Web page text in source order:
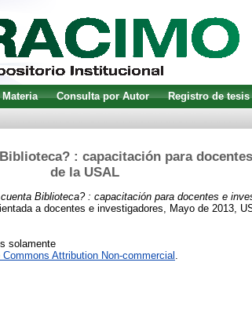
Consulta por Autor Registro de tesis
: capacitación para
de la USAL
Biblioteca? : capacitación para docentes e
a docentes e investigadores, Mayo de 2013,
solamente
Commons Attribution Non-commercial .